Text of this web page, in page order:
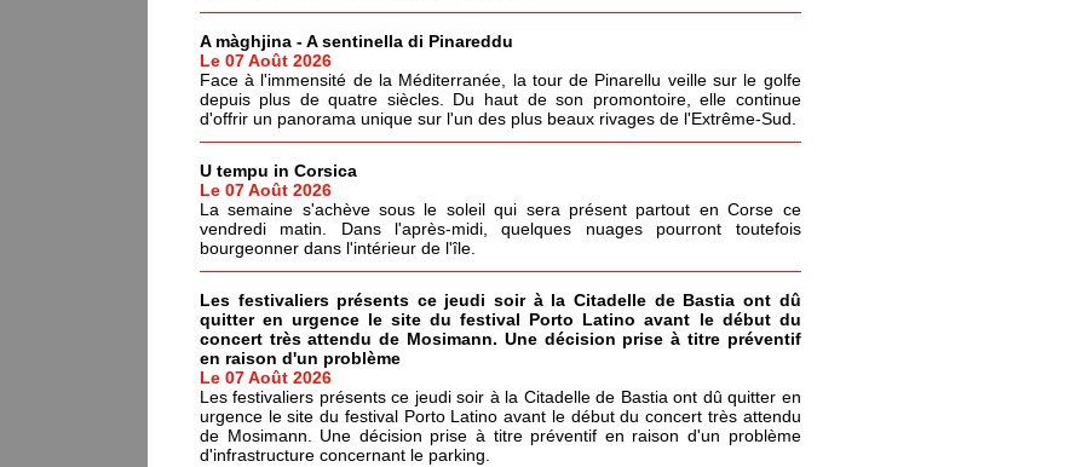
A màghjina - A sentinella di Pinareddu
Le 07 Août 2026
Face à l'immensité de la Méditerranée, la tour de Pinarellu veille sur le golfe
depuis plus de quatre siècles. Du haut de son promontoire, elle continue
d'offrir un panorama unique sur l'un des plus beaux rivages de l'Extrême-Sud.
U tempu in Corsica
Le 07 Août 2026
La semaine s'achève sous le soleil qui sera présent partout en Corse ce
vendredi matin. Dans l'après-midi, quelques nuages pourront toutefois
bourgeonner dans l'intérieur de l'île.
Les festivaliers présents ce jeudi soir à la Citadelle de Bastia ont dû
quitter en urgence le site du festival Porto Latino avant le début du
concert très attendu de Mosimann. Une décision prise à titre préventif
en raison d'un problème
Le 07 Août 2026
Les festivaliers présents ce jeudi soir à la Citadelle de Bastia ont dû quitter en
urgence le site du festival Porto Latino avant le début du concert très attendu
de Mosimann. Une décision prise à titre préventif en raison d'un problème
d'infrastructure concernant le parking.